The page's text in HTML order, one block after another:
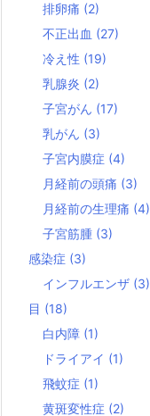
排卵痛 (2)
不正出血 (27)
冷え性 (19)
乳腺炎 (2)
子宮がん (17)
乳がん (3)
子宮内膜症 (4)
月経前の頭痛 (3)
月経前の生理痛 (4)
子宮筋腫 (3)
感染症 (3)
インフルエンザ (3)
目 (18)
白内障 (1)
ドライアイ (1)
飛蚊症 (1)
黄斑変性症 (2)